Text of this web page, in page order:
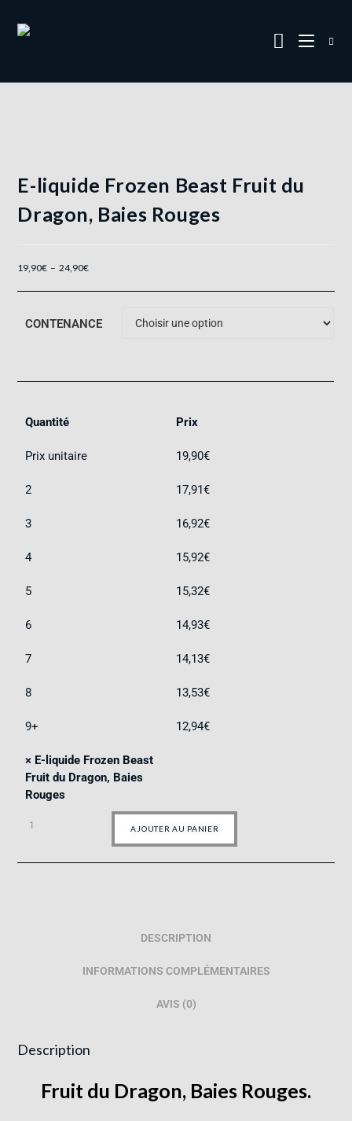
E-liquide Frozen Beast Fruit du
Dragon, Baies Rouges
19,90€ – 24,90€
CONTENANCE
Quantité Prix
Prix unitaire 19,90€
2 17,91€
3 16,92€
4 15,92€
5 15,32€
6 14,93€
7 14,13€
8 13,53€
9+ 12,94€
× E-liquide Frozen Beast
Fruit du Dragon, Baies
Rouges
AJOUTER AU PANIER
DESCRIPTION
INFORMATIONS COMPLÉMENTAIRES
AVIS (0)
Description
Fruit du Dragon, Baies Rouges.